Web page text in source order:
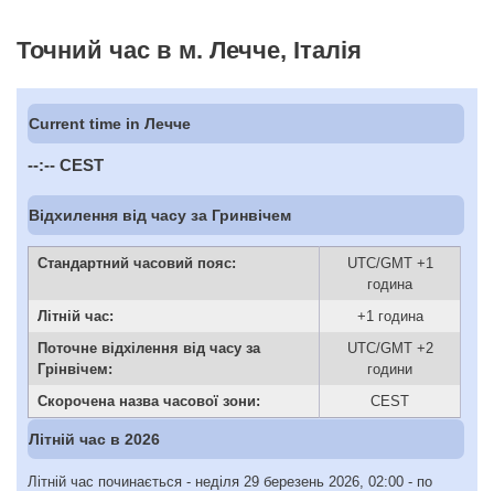
Точний час в м. Лечче, Італія
Current time in Лечче
--:-- CEST
Відхилення від часу за Гринвічем
Стандартний часовий пояс:
UTC/GMT +1
година
Літній час:
+1 година
Поточне відхілення від часу за
Грінвічем:
UTC/GMT +2
години
Скорочена назва часової зони:
CEST
Літній час в 2026
Літній час починається - неділя 29 березень 2026, 02:00 - по